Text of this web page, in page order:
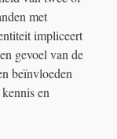
met
impliceert
gevoel van de
beïnvloeden
en